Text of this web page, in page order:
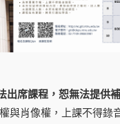
出席課程，恕無法提供
與肖像權，上課不得錄